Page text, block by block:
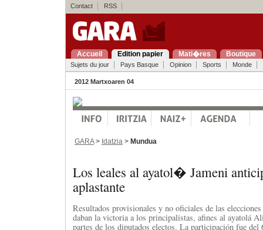
Contact RSS
Accueil Edition papier Mati�res Boutique
Sujets du jour Pays Basque Opinion Sports Monde
2012 Martxoaren 04
GARA> Idatzia > Mundua
Los leales al ayatol� Jameni
aplastante
Resultados provisionales y no oficiales de las
daban la victoria a los principalistas, afines al ayatolá
partes de los diputados electos. La participación fue del